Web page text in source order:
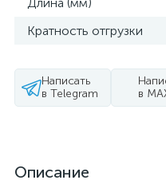
Кратность отгрузки
Написать
в Telegram
в
Описание